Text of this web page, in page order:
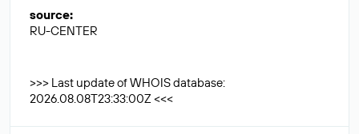
source:
RU-CENTER
>>> Last update of WHOIS database:
2026.08.08T23:33:00Z <<<